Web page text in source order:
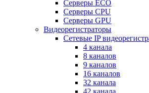
Серверы ECO
Серверы CPU
Серверы GPU
Видеорегистраторы
Сетевые IP
4 канала
8 каналов
9 каналов
16 каналов
32 канала
42 канала